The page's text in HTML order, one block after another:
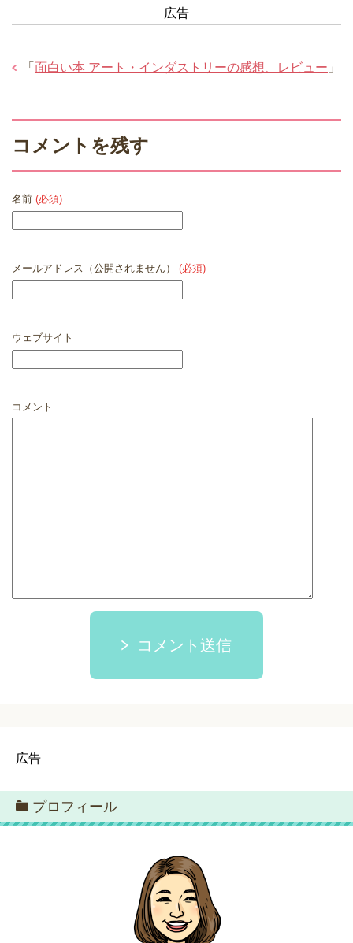
広告
「 面白い本 アート・インダストリーの感想、レビュー 」
コメントを残す
名前 (必須)
メールアドレス（公開されません） (必須)
ウェブサイト
コメント
コメント送信
広告
プロフィール